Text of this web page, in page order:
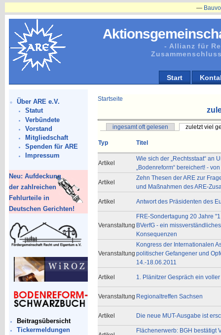
- Allianz für
Start
Über ARE e.V.
Statut
Verbündete
Vorstand
Mitgliedschaft
Spenden für ARE
Impressum
Neu: Aufdeckung
der zahlreichen
Fehlurteile in
Deutschen Gerichten!
Beitragsübersicht
Tickermeldungen
Startseite
ingesamt oft gelesen zuletzt viel
Typ Titel
Artikel
Wie sich der „Rechtsstaat“ an
„Bodenreform“ bereichert! -
Artikel
Zehn Thesen der ARE zur
und Maßnahmen des ARE-
Artikel Antwort des Präsidenten des
Veranstaltung
FRE-Sondertagung 20 Jahre
BVerfG - ein
Konsequenzen
Veranstaltung
Kongress der Internationalen
politischer Gefangener und
14.-18.06.2011
Artikel 1. Plänitzer Gespräch ein
Veranstaltung Regionaltreffen Sachsen
Artikel Die neue MUT-Ausgabe ist
Flächenerwerb: BGH bestätigt